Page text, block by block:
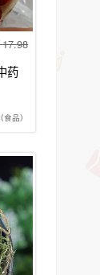
17.98
药
品）